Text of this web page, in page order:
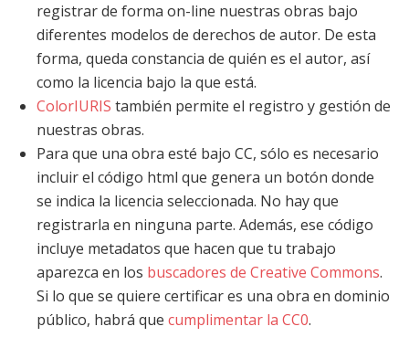
registrar de forma on-line nuestras obras bajo
diferentes modelos de derechos de autor. De esta
forma, queda constancia de quién es el autor, así
como la licencia bajo la que está.
ColorIURIS también permite el registro y gestión de
nuestras obras.
Para que una obra esté bajo CC, sólo es necesario
incluir el código html que genera un botón donde
se indica la licencia seleccionada. No hay que
registrarla en ninguna parte. Además, ese código
incluye metadatos que hacen que tu trabajo
aparezca en los buscadores de Creative Commons.
Si lo que se quiere certificar es una obra en dominio
público, habrá que cumplimentar la CC0.